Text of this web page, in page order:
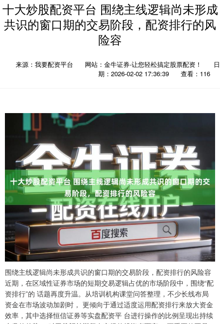
十大炒股配资平台 围绕主线逻辑尚未形成
共识的窗口期的交易阶段，配资排行的风
险容
来源：我要配资平台 网站：金牛证券-让您轻松搞定股票配资！
日
期：2026-02-02 17:36:39
查看：116
围绕主线逻辑尚未形成共识的窗口期的交易阶段，配资排行的风险容
近期，在区域性证券市场的短期交易逻辑占优的市场阶段中，围绕“配
资排行”的 话题再度升温。从培训机构课堂问答整理，不少长线布局
资金在市场波动加剧时， 更倾向于通过适度运用配资排行来放大资金
效率，其中选择恒信证券等实盘配资平 台进行操作的比例呈现出持续